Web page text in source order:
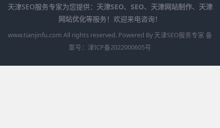
天津SEO服务专家为您提供： 天津SEO、 SEO、 天津网站制作、 天津
网站优化等服务！欢迎来电咨询！
www.tianjinfu.com All rights reserved. Powered By 天津SEO服务专家 备
案号： 津ICP备2022000605号